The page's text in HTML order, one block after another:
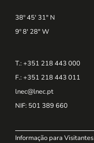
38º 45' 31" N
9º 8' 28" W
T.: +351 218 443 000
F.: +351 218 443 011
lnec@lnec.pt
NIF: 501 389 660
Informação para Visitantes